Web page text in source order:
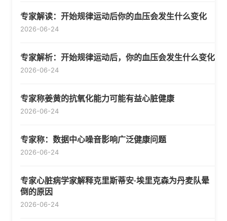
专家解读：开始规律运动后你的血压会发生什么变化
2026-06-24
专家解析：开始规律运动后，你的血压会发生什么变化
2026-06-24
专家称姜黄的抗氧化能力可能有益心脏健康
2026-06-24
专家称：数据中心噪音影响广泛健康问题
2026-06-24
专家心脏病学家解释克里斯蒂安·埃里克森为丹麦队晕
倒的原因
2026-06-24